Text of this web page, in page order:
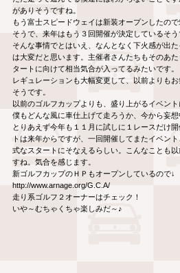
がありそうですね。
もう富士スピードウェイは新装オープンしたの
そうで、来年はもう３回開催が決定しているそう
そんな事情でとはいえ、なんとなく下火感が出
は大変だと思います。主催者さんたちもそのあ
タートに向けて相当気合が入ってるみたいです。
レギュレーションも大幅変更して、以前よりも
そうです。
以前のゴルフカップよりも、盛り上がるイベント
僕もどんな風に車仕上げて走ろうか、今から妄想
とりあえず今年も１１月に試しに１レースだけ
トは来年からですが、一回開催してまたイベン
式なスタートにそなえるらしい。こんなことも
すね。気合を感じます。
新ゴルフカップのＨＰもオープンしているので↓
http://www.arnage.org/G.C.A/
走り系ゴルフ２オーナーはチェック！
いや～むちゃくちゃ楽しみだ～♪